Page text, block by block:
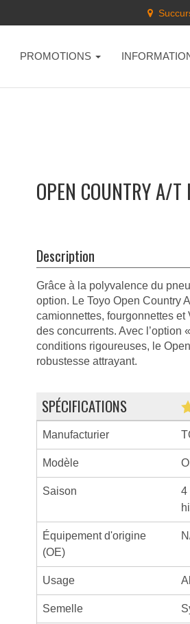
PROMOTIONS
OPEN COUNTRY A/T
Description
Grâce à la polyvalence du
option. Le Toyo Open Country
camionnettes, fourgonnettes
des concurrents. Avec l’option
conditions rigoureuses, le
robustesse attrayant.
SPÉCIFICATIONS
Manufacturier
Modèle
Saison
4
Équipement d'origine
(OE)
Usage
Semelle